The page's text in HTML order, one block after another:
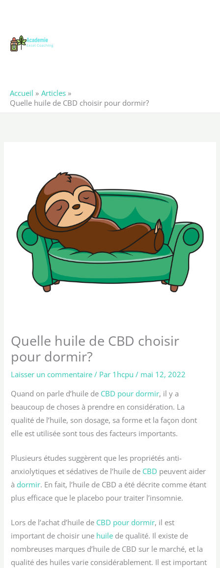
contenu
Accueil
Articles
Quelle huile de CBD choisir pour dormir?
Quelle huile de CBD choisir
pour dormir?
Laisser un commentaire / Par 1hcpu/ mai 12, 2022
Quand on parle d’huile de CBD pour dormir, il y a
beaucoup de choses à prendre en considération. La
qualité de l’huile, son dosage, sa forme et la façon dont
elle est utilisée sont tous des facteurs importants.
Plusieurs études suggèrent que les propriétés anti-
anxiolytiques et sédatives de l’huile de CBD peuvent aider
à dormir. En fait, l’huile de CBD a été décrite comme étant
plus efficace que le placebo pour traiter l’insomnie.
Lors de l’achat d’huile de CBD pour dormir, il est
important de choisir une huile de qualité. Il existe de
nombreuses marques d’huile de CBD sur le marché, et la
qualité des huiles varie considérablement. Il est important